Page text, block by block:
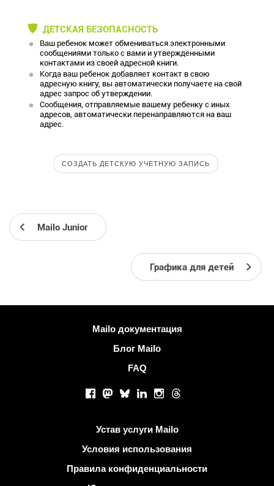
ДЕТСКАЯ БЕЗОПАСНОСТЬ
Ваш ребенок может обмениваться электронными
сообщениями только с вами и утвержденными
контактами из своей адресной книги.
Когда ваш ребенок добавляет контакт в свою
адресную книгу, вы автоматически получаете на свой
адрес запрос об утверждении.
Сообщения, отправляемые вашему ребенку с иных
адресов, автоматически перенаправляются на ваш
адрес.
СОЗДАТЬ ДЕТСКУЮ УЧЕТНУЮ ЗАПИСЬ
Mailo Junior
Графика для детей
Больше информацииMailo документация
Блог Mailo
FAQ
Facebook
Mastodon
BlueskyLinkedInInstagram
Threads
Устав услуги Mailo
Условия использования
Правила конфиденциальности